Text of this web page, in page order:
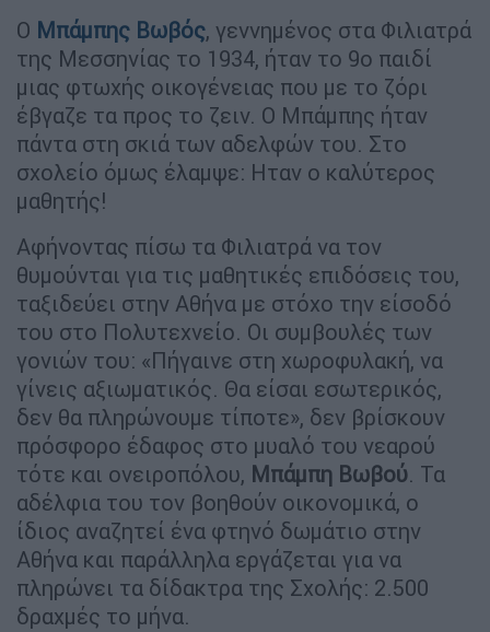
Ο Μπάμπης Βωβός, γεννημένος στα Φιλιατρά
της Μεσσηνίας το 1934, ήταν το 9ο παιδί
μιας φτωχής οικογένειας που με το ζόρι
έβγαζε τα προς το ζειν. Ο Μπάμπης ήταν
πάντα στη σκιά των αδελφών του. Στο
σχολείο όμως έλαμψε: Ηταν ο καλύτερος
μαθητής!
Αφήνοντας πίσω τα Φιλιατρά να τον
θυμούνται για τις μαθητικές επιδόσεις του,
ταξιδεύει στην Αθήνα με στόχο την είσοδό
του στο Πολυτεχνείο. Οι συμβουλές των
γονιών του: «Πήγαινε στη χωροφυλακή, να
γίνεις αξιωματικός. Θα είσαι εσωτερικός,
δεν θα πληρώνουμε τίποτε», δεν βρίσκουν
πρόσφορο έδαφος στο μυαλό του νεαρού
τότε και ονειροπόλου, Μπάμπη Βωβού. Τα
αδέλφια του τον βοηθούν οικονομικά, ο
ίδιος αναζητεί ένα φτηνό δωμάτιο στην
Αθήνα και παράλληλα εργάζεται για να
πληρώνει τα δίδακτρα της Σχολής: 2.500
δραχμές το μήνα.